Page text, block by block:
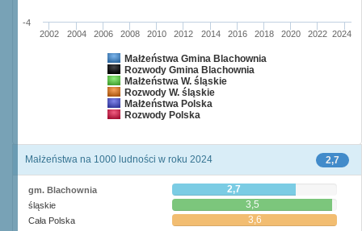
Małżeństwa Gmina Blachownia
Rozwody Gmina Blachownia
Małżeństwa W. śląskie
Rozwody W. śląskie
Małżeństwa Polska
Rozwody Polska
2002 2004 2006 2008 2010 2012 2014 2016 2018 2020 2022 2024
-4
2,7
Małżeństwa na 1000 ludności w roku 2024
gm. Blachownia 2,7
śląskie 3,5
Cała Polska 3,6